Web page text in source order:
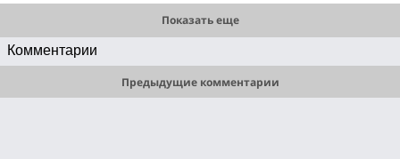
Показать еще
Комментарии
Предыдущие комментарии